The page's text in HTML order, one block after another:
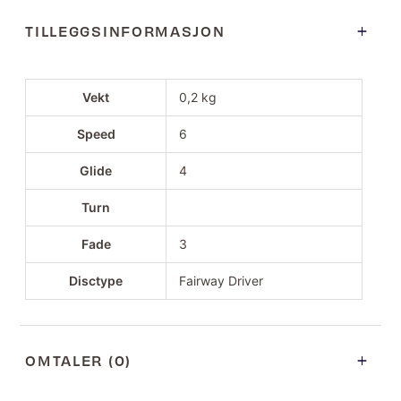
TILLEGGSINFORMASJON
Vekt 0,2 kg
Speed 6
Glide 4
Turn
Fade 3
Disctype Fairway Driver
OMTALER (0)